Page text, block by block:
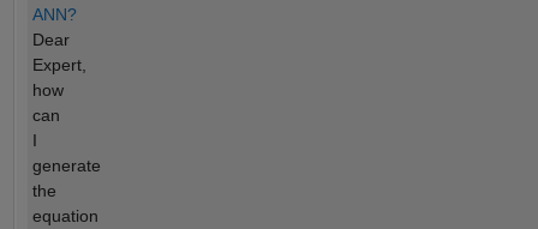
ANN?
Dear
Expert,
how
can
I
generate
the
equation